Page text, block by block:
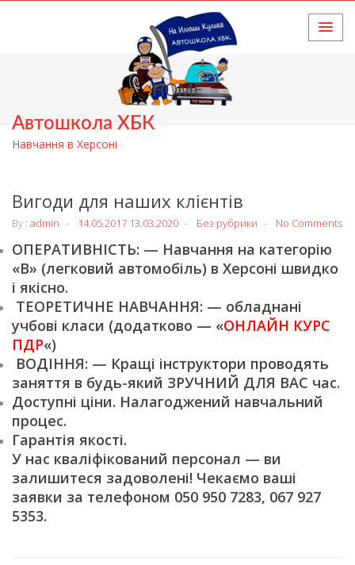
Автошкола ХБК
Навчання в Херсоні
HOME
Вигоди для наших клієнтів
By : admin 14.05.2017 13.03.2020 Без рубрики No Comments
ОПЕРАТИВНІСТЬ: — Навчання на категорію
«В» (легковий автомобіль) в Херсоні швидко
і якісно.
ТЕОРЕТИЧНЕ НАВЧАННЯ: — обладнані
учбові класи (додатково — «ОНЛАЙН КУРС
ПДР«)
ВОДІННЯ: — Кращі інструктори проводять
заняття в будь-який ЗРУЧНИЙ ДЛЯ ВАС час.
Доступні ціни. Налагоджений навчальний
процес.
Гарантія якості.
У нас кваліфікований персонал — ви
залишитеся задоволені! Чекаємо ваші
заявки за телефоном 050 950 7283, 067 927
5353.